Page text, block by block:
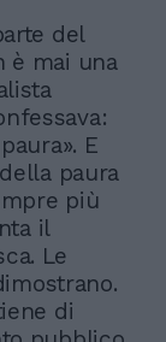
del
è mai una
E
paura
più
il
Le
di